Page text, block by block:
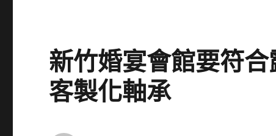
新竹婚宴會館要符
客製化軸承